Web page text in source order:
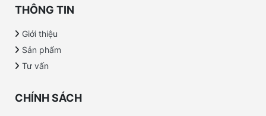
THÔNG TIN
Giới thiệu
Sản phẩm
Tư vấn
CHÍNH SÁCH